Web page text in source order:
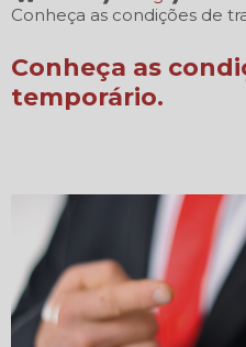
Conheça as condições de
Conheça as
temporário.